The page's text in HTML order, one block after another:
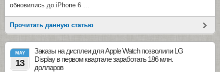
обновились до iPhone 6 …
Прочитать данную статью
MAY
13
Заказы на дисплеи для Apple Watch позволили LG
Display в первом квартале заработать 186 млн.
долларов